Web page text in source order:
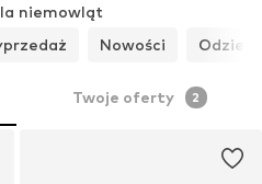
niemowląt
Nowości Odzież
Twoje oferty 2